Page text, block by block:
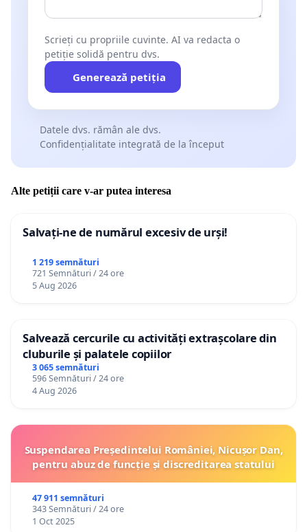
Scrieți cu propriile cuvinte. AI va redacta o
petiție solidă pentru dvs.
Generează petiția
Datele dvs. rămân ale dvs.
Confidențialitate integrată de la început
Alte petiții care v-ar putea interesa
Salvați-ne de numărul excesiv de urși!
1 219 semnături
721 Semnături / 24 ore
5 Aug 2026
Salvează cercurile cu activități extrașcolare din
cluburile și palatele copiilor
3 065 semnături
596 Semnături / 24 ore
4 Aug 2026
Suspendarea Președintelui României, Nicușor Dan,
pentru abuz de funcție și discreditarea statului
47 911 semnături
343 Semnături / 24 ore
1 Oct 2025